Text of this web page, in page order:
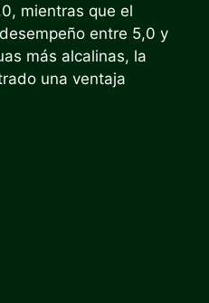
mientras que el
entre 5,0 y
más alcalinas, la
una ventaja